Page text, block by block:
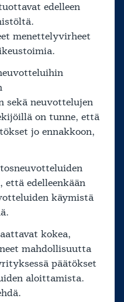
edelleen
menettelyvirheet
sekä neuvottelujen
on tunne, että
jo ennakkoon,
edelleenkään
käymistä
kokea,
mahdollisuutta
päätökset
aloittamista.